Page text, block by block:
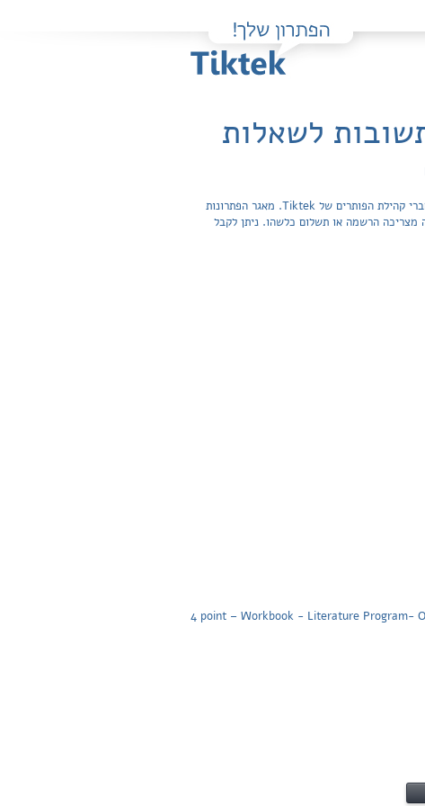
פה תוכלו למצוא בקלות ובחינם פתרונות מלאים ותשובות מפורטות לשאלות מהספר Insights - Workbook / ECB שהועלו על ידי חברי קהילת הפותרים של Tiktek. מאגר הפתרונות
חפשית ואינה מצריכה הרשמה או תשלום כלשהו. ניתן לקבל
4 point – Workbook - Literature Program-